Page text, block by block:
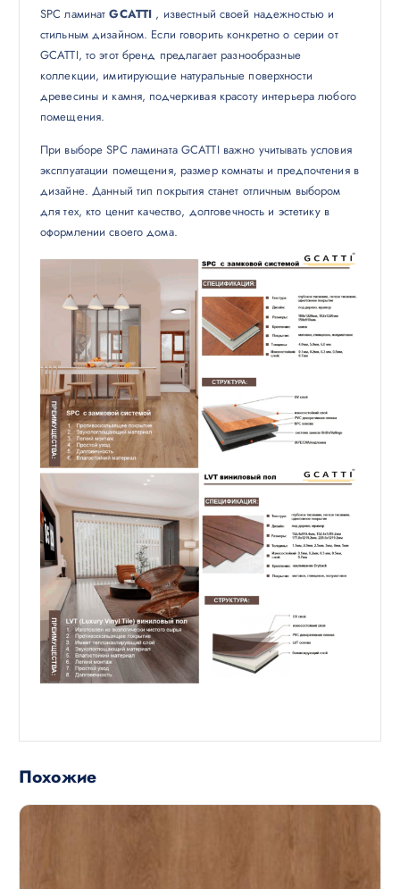
SPC ламинатGCATTI , известный своей надежностью и
стильным дизайном. Если говорить конкретно о серии от
GCATTI, то этот бренд предлагает разнообразные
коллекции, имитирующие натуральные поверхности
древесины и камня, подчеркивая красоту интерьера любого
помещения.
При выборе SPC ламината GCATTI важно учитывать условия
эксплуатации помещения, размер комнаты и предпочтения в
дизайне. Данный тип покрытия станет отличным выбором
для тех, кто ценит качество, долговечность и эстетику в
оформлении своего дома.
Похожие